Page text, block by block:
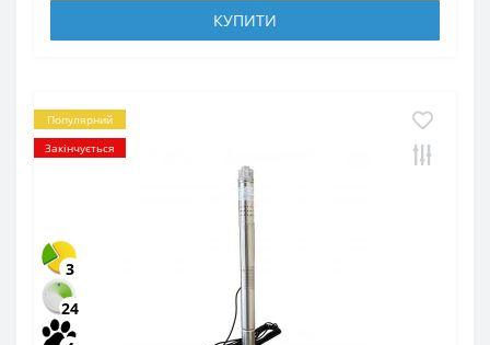
КУПИТИ
Популярний
Закінчується
3
24